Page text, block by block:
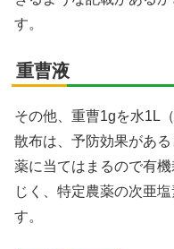
す。
重曹液
その他、重曹1gを水1L
散布は、予防効果があ
薬に当てはまるので有
じく、特定農薬の次亜
す。